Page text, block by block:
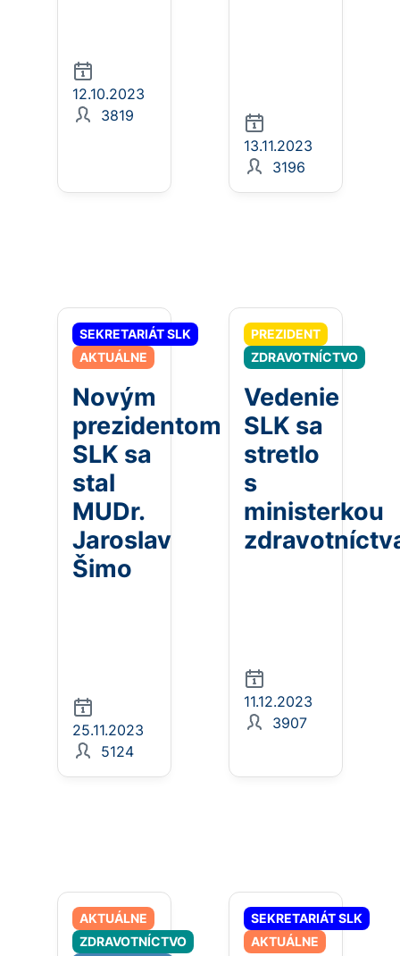
12.10.2023
3819
13.11.2023
3196
SEKRETARIÁT SLK
AKTUÁLNE
Novým
prezidentom
SLK sa
stal
MUDr.
Jaroslav
Šimo
25.11.2023
5124
PREZIDENT
ZDRAVOTNÍCTVO
Vedenie
SLK sa
stretlo
s
ministerkou
11.12.2023
3907
AKTUÁLNE
ZDRAVOTNÍCTVO
SEKRETARIÁT SLK
AKTUÁLNE